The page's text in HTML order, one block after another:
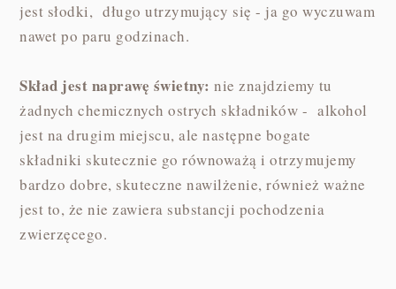
jest słodki, długo utrzymujący się - ja go wyczuwam
nawet po paru godzinach.
Skład jest naprawę świetny:nie znajdziemy tu
żadnych chemicznych ostrych składników - alkohol
jest na drugim miejscu, ale następne bogate
składniki skutecznie go równoważą i otrzymujemy
bardzo dobre, skuteczne nawilżenie, również ważne
jest to, że nie zawiera substancji pochodzenia
zwierzęcego.